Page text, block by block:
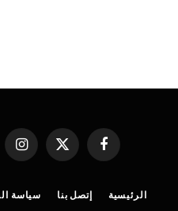
فيسبوك
X
الرئيسية إتصل بنا سياسة